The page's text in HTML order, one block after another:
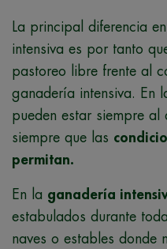
La principal diferencia
intensiva es por tanto
pastoreo libre frente al
ganadería intensiva. En
pueden estar siempre
siempre que las
permitan.
En la ganadería
estabulados durante
naves o estables donde